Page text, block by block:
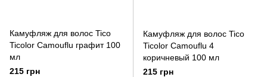
Камуфляж для волос Tico
Ticolor Camouflu графит 100
мл
215 грн
Камуфляж для волос Tico
Ticolor Camouflu 4
коричневый 100 мл
215 грн